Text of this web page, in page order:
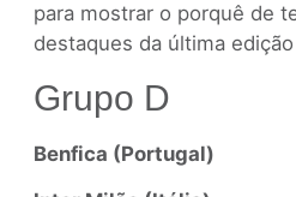
para mostrar o porquê de
destaques da última
Grupo D
Benfica (Portugal)